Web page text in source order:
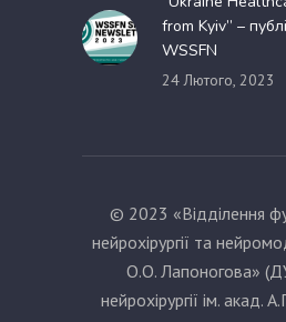
from Kyiv” –
WSSFN
24 Лютого, 2023
© 2023 «Відділення
нейрохірургії та
О.О. Лапоногова»
нейрохірургії ім. акад.